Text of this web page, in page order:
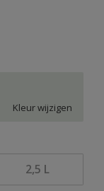
Kleur wijzigen
2,5 L